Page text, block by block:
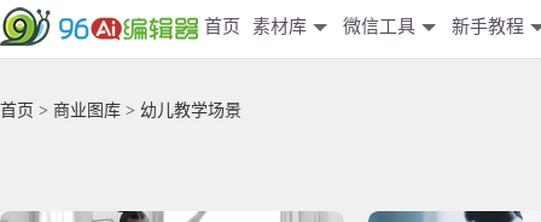
首页 素材库 微信工具 新手教程
首页 > 商业图库 > 幼儿教学场景